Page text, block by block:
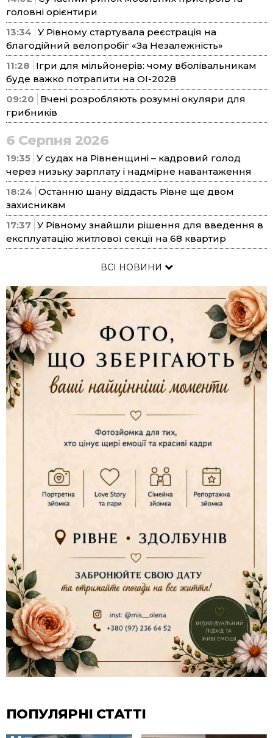
головні орієнтири
13:34 У Рівному стартувала реєстрація на
благодійний велопробіг «За Незалежність»
11:28
Ігри для мільйонерів: чому вболівальникам
буде важко потрапити на ОІ-2028
09:20
Вчені розробляють розумні окуляри для
грибників
6 Серпня 2026
19:35 У судах на Рівненщині – кадровий голод
через низьку зарплату і надмірне навантаження
18:24 Останню шану віддасть Рівне ще двом
захисникам
17:37 У Рівному знайшли рішення для введення в
експлуатацію житлової секції на 68 квартир
ВСІ НОВИНИ
ПОПУЛЯРНІ СТАТТІ